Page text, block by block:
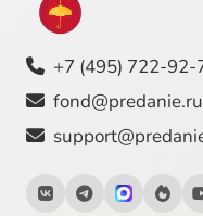
+7 (495) 722-92-
fond@predanie.ru